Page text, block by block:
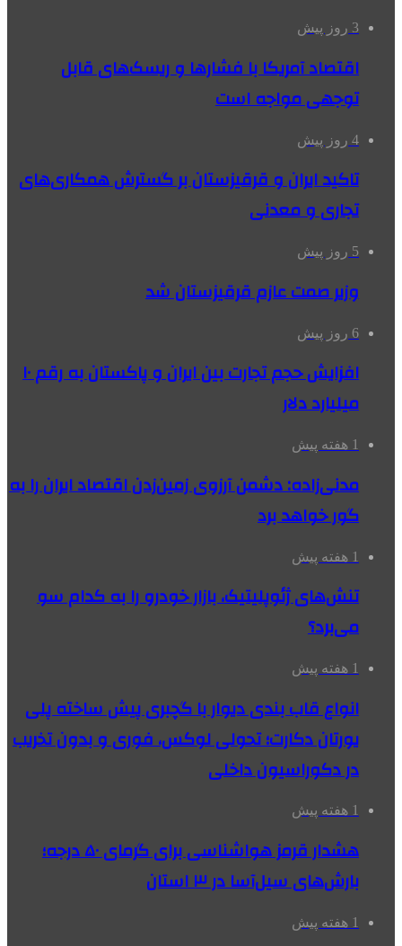
3 روز پیش
اقتصاد آمریکا با فشارها و ریسک‌های قابل
توجهی مواجه است
4 روز پیش
تاکید ایران و قرقیزستان بر گسترش همکاری‌های
تجاری و معدنی
5 روز پیش
وزیر صمت عازم قرقیزستان شد
6 روز پیش
افزایش حجم تجارت بین ایران و پاکستان به رقم ۱۰
میلیارد دلار
1 هفته پیش
مدنی‌زاده: دشمن آرزوی زمین‌زدن اقتصاد ایران را به
گور خواهد برد
1 هفته پیش
تنش‌های ژئوپلیتیک، بازار خودرو را به کدام سو
می‌برد؟
1 هفته پیش
انواع قاب بندی دیوار با گچبری پیش ساخته پلی
یورتان دکارت؛ تحولی لوکس، فوری و بدون تخریب
در دکوراسیون داخلی
1 هفته پیش
هشدار قرمز هواشناسی برای گرمای ۵۰ درجه؛
بارش‌های سیل‌آسا در ۳ استان
1 هفته پیش